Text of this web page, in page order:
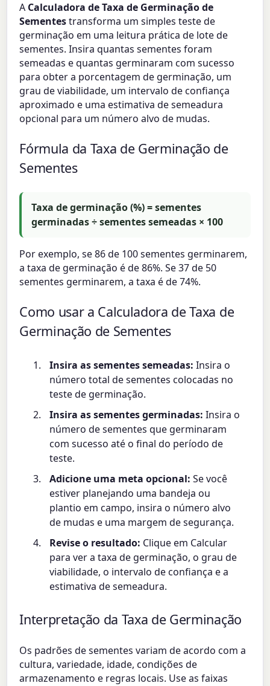
A Calculadora de Taxa de Germinação de
Sementestransforma um simples teste de
germinação em uma leitura prática de lote de
sementes. Insira quantas sementes foram
semeadas e quantas germinaram com sucesso
para obter a porcentagem de germinação, um
grau de viabilidade, um intervalo de confiança
aproximado e uma estimativa de semeadura
opcional para um número alvo de mudas.
Fórmula da Taxa de Germinação de
Sementes
Taxa de germinação (%) = sementes
germinadas ÷ sementes semeadas × 100
Por exemplo, se 86 de 100 sementes germinarem,
a taxa de germinação é de 86%. Se 37 de 50
sementes germinarem, a taxa é de 74%.
Como usar a Calculadora de Taxa de
Germinação de Sementes
Insira as sementes semeadas: Insira o
número total de sementes colocadas no
teste de germinação.
Insira as sementes germinadas: Insira o
número de sementes que germinaram
com sucesso até o final do período de
teste.
Adicione uma meta opcional: Se você
estiver planejando uma bandeja ou
plantio em campo, insira o número alvo
de mudas e uma margem de segurança.
Revise o resultado: Clique em Calcular
para ver a taxa de germinação, o grau de
viabilidade, o intervalo de confiança e a
estimativa de semeadura.
Interpretação da Taxa de Germinação
Os padrões de sementes variam de acordo com a
cultura, variedade, idade, condições de
armazenamento e regras locais. Use as faixas